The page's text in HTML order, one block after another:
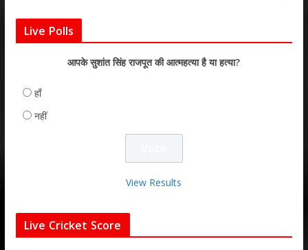
Live Polls
आपके सुशांत सिंह राजपूत की आत्महत्या है या हत्या?
हाँ
नहीं
View Results
Live Cricket Score